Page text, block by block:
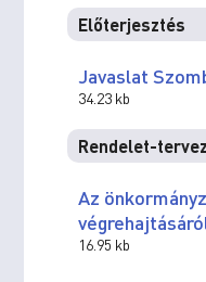
Előterjesztés
Javaslat
34.23 kb
Rendelet-
Az
16.95 kb